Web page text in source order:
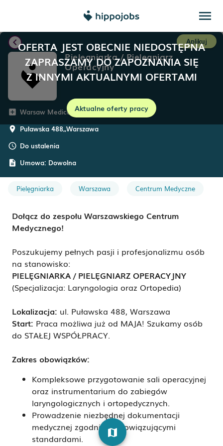
menu
OFERTA JEST OBECNIE NIEDOSTĘPNA
ZAPRASZAMY DO ZAPOZNANIA SIĘ
Z INNYMI AKTUALNYMI OFERTAMI
Aktualne oferty pracy
chevron_left Aplikuj
Pielęgniarka / Pielęgniarz
Operacyjny
add_box Warsaw Medical Center
room Puławska 488,,Warszawa
schedule Do ustalenia
description Umowa: Dowolna
Pielęgniarka Warszawa Centrum Medyczne
Dołącz do zespołu Warszawskiego Centrum
Medycznego!
Poszukujemy pełnych pasji i profesjonalizmu osób
na stanowisko:
PIELĘGNIARKA / PIELĘGNIARZ OPERACYJNY
(Specjalizacja: Laryngologia oraz Ortopedia)
Lokalizacja: ul. Puławska 488, Warszawa
Start: Praca możliwa już od MAJA! Szukamy osób
do STAŁEJ WSPÓŁPRACY.
Zakres obowiązków:
Kompleksowe przygotowanie sali operacyjnej
oraz instrumentarium do zabiegów
laryngologicznych i ortopedycznych.
Prowadzenie niezbędnej dokumentacji
medycznej zgodnie z obowiązującymi
standardami.
map